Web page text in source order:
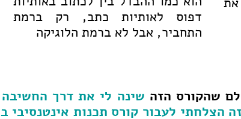
דפוס לאותיות כתב, רק ברמת
התחביר, אבל לא ברמת הלוגיקה
שהקורס הזה שינה לי את דרך החשיבה
לעבור קורס תכנות אינטנסיבי